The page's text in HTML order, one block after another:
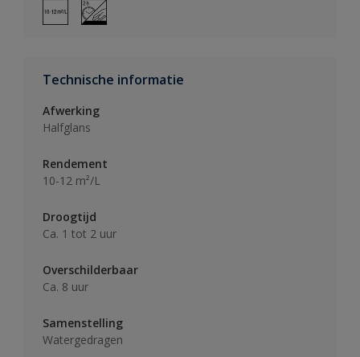
Technische informatie
Afwerking
Halfglans
Rendement
10-12 m²/L
Droogtijd
Ca. 1 tot 2 uur
Overschilderbaar
Ca. 8 uur
Samenstelling
Watergedragen